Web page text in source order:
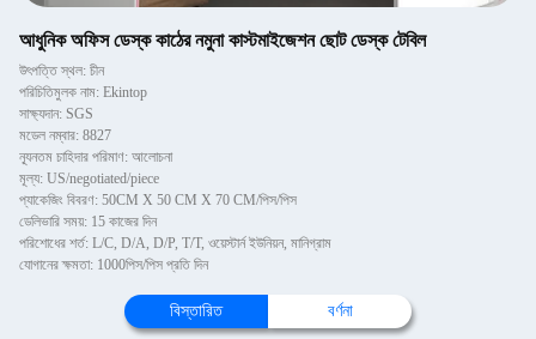
আধুনিক অফিস ডেস্ক কাঠের নমুনা কাস্টমাইজেশন ছোট ডেস্ক টেবিল
উৎপত্তি স্থল: চীন
পরিচিতিমুলক নাম: Ekintop
সাক্ষ্যদান: SGS
মডেল নম্বার: 8827
ন্যূনতম চাহিদার পরিমাণ: আলোচনা
মূল্য: US/negotiated/piece
প্যাকেজিং বিবরণ: 50CM X 50 CM X 70 CM/পিস/পিস
ডেলিভারি সময়: 15 কাজের দিন
পরিশোধের শর্ত: L/C, D/A, D/P, T/T, ওয়েস্টার্ন ইউনিয়ন, মানিগ্রাম
যোগানের ক্ষমতা: 1000পিস/পিস প্রতি দিন
বিস্তারিত বর্ণনা